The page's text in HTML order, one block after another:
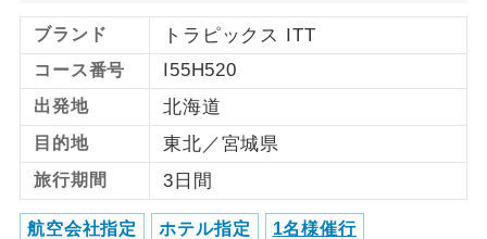
ブランド トラピックス ITT
コース番号 I55H520
出発地 北海道
目的地 東北／宮城県
旅行期間 3日間
航空会社指定 ホテル指定 1名様催行
航空会社指定
利用航空会社が指定なので、ご出発の計
画にとても便利です。
ホテル指定
ご紹介するホテルを指定したコースで
す。
おひとり様バ
ス2席利用
おひとり様でバス席を2席利⽤できま
す。